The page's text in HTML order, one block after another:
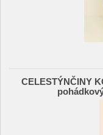
CELESTÝNČINY